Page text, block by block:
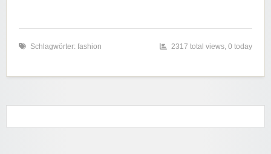
Schlagwörter: fashion 2317 total views, 0 today